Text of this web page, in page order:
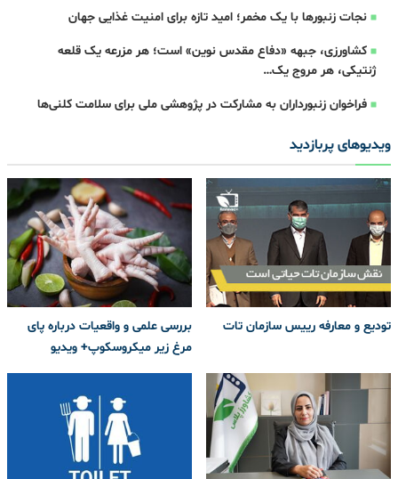
نجات زنبورها با یک مخمر؛ امید تازه برای امنیت غذایی جهان
کشاورزی، جبهه‌ «دفاع مقدس نوین» است؛ هر مزرعه یک قلعه‌
ژنتیکی، هر مروج یک…
فراخوان زنبورداران به مشارکت در پژوهشی ملی برای سلامت کلنی‌ها
ویدیوهای پربازدید
تودیع و معارفه رییس سازمان تات
بررسی علمی و واقعیات درباره پای
مرغ زیر میکروسکوپ+ ویدیو